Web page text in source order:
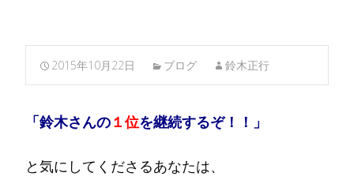
2015年10月22日 ブログ 鈴木正行
「鈴木さんの１位を継続するぞ！！」
と気にしてくださるあなたは、